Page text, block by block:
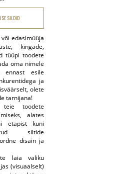
SILDID
edasimüüja
kingade,
tüüpi toodete
oma nimele
esile
ja
olete
tarnijana!
teie toodete
alates
etapist kuni
siltide
disain ja
laia valiku
(visuaalselt)